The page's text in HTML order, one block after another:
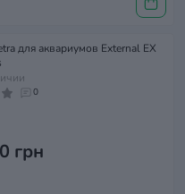
для аквариумов External EX
0
грн